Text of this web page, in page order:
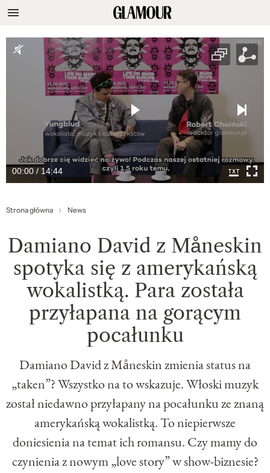
00:00 / 14:44
Strona główna News
Damiano David z Måneskin
spotyka się z amerykańską
wokalistką. Para została
przyłapana na gorącym
pocałunku
Damiano David z Måneskin zmienia status na
„taken”? Wszystko na to wskazuje. Włoski muzyk
został niedawno przyłapany na pocałunku ze znaną
amerykańską wokalistką. To niepierwsze
doniesienia na temat ich romansu. Czy mamy do
czynienia z nowym „love story” w show-biznesie?